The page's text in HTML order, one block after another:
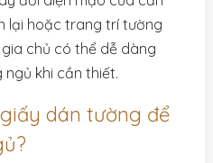
lại hoặc trang trí tường
chủ có thể dễ dàng
khi cần thiết.
dán tường để